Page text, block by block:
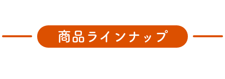
商品ラインナップ